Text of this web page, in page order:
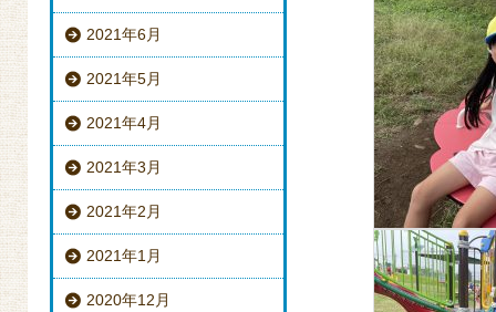
2021年6月
2021年5月
2021年4月
2021年3月
2021年2月
2021年1月
2020年12月